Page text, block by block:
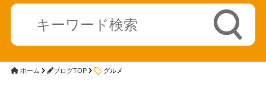
ホーム ブログTOP グルメ